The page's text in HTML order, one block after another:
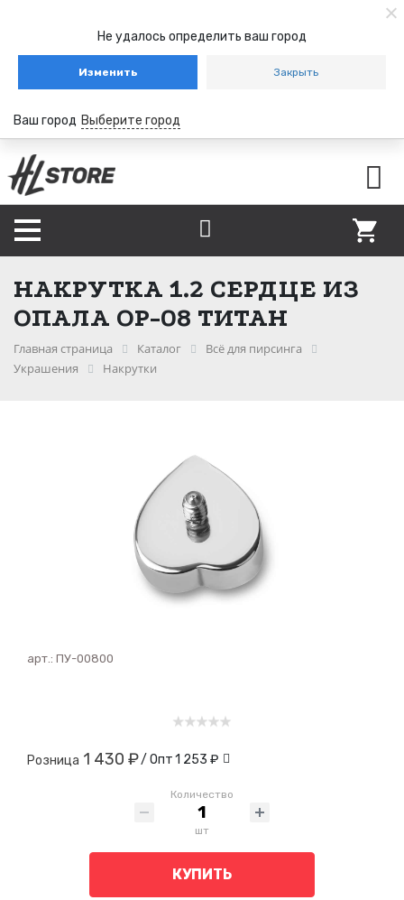
Не удалось определить ваш город
Изменить Закрыть
Ваш город Выберите город
НАКРУТКА 1.2 СЕРДЦЕ ИЗ
ОПАЛА OP-08 ТИТАН
Главная страница Каталог
Всё для пирсинга
Украшения
Накрутки
арт.: ПУ-00800
Розница 1 430 ₽/ Опт1 253 ₽
Количество
шт
КУПИТЬ